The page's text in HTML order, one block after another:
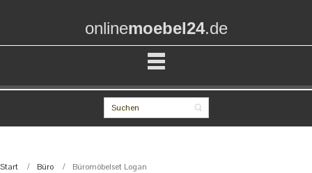
onlinemoebel24.de
Start Büro Büromöbelset Logan